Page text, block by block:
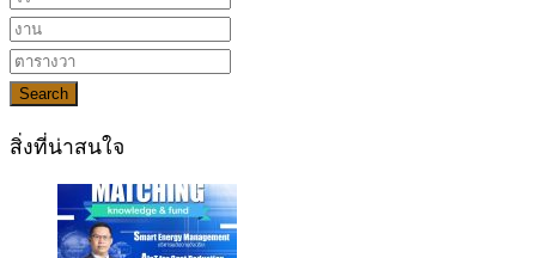
Search
สิ่งที่น่าสนใจ